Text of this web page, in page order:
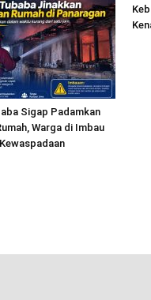
Sigap Padamkan
Warga di Imbau